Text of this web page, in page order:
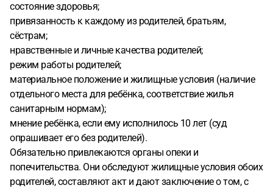
состояние здоровья;
привязанность к каждому из родителей, братьям,
сёстрам;
нравственные и личные качества родителей;
режим работы родителей;
материальное положение и жилищные условия (наличие
отдельного места для ребёнка, соответствие жилья
санитарным нормам);
мнение ребёнка, если ему исполнилось 10 лет (суд
опрашивает его без родителей).
Обязательно привлекаются органы опеки и
попечительства. Они обследуют жилищные условия обоих
родителей, составляют акт и дают заключение о том, с